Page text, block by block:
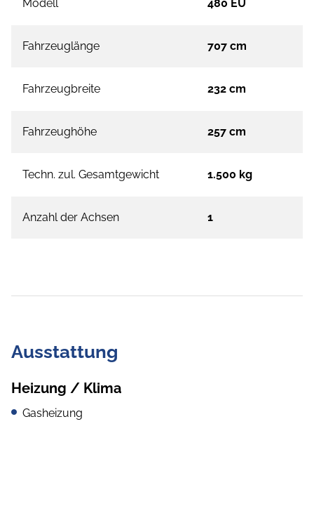
Modell 480 EU
Fahrzeuglänge 707 cm
Fahrzeugbreite 232 cm
Fahrzeughöhe 257 cm
Techn. zul. Gesamtgewicht 1.500 kg
Anzahl der Achsen 1
Ausstattung
Heizung / Klima
Gasheizung